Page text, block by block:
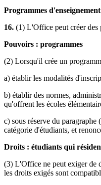
Programmes
16. (1) L'Office peut créer des
Pouvoirs : programmes
(2) Lorsqu'il crée un
a) établir les modalités
b) établir des normes,
qu'offrent les écoles
c) sous réserve du
catégorie d'étudiants, et
Droits : étudiants qui
(3) L'Office ne peut exiger de
les droits exigés sont